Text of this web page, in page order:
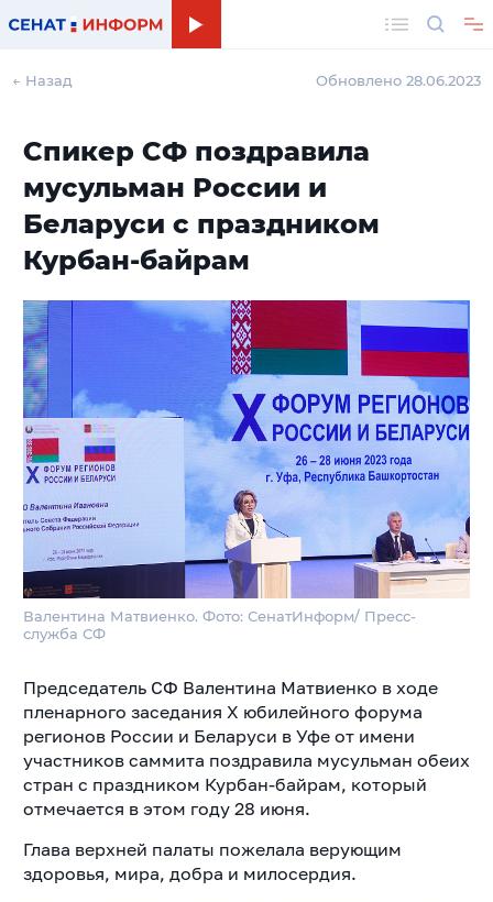
← Назад Обновлено 28.06.2023
Спикер СФ поздравила
мусульман России и
Беларуси с праздником
Курбан-байрам
Валентина Матвиенко. Фото: СенатИнформ/ Пресс-
служба СФ
Председатель СФ Валентина Матвиенко в ходе
пленарного заседания X юбилейного форума
регионов России и Беларуси в Уфе от имени
участников саммита поздравила мусульман обеих
стран с праздником Курбан-байрам, который
отмечается в этом году 28 июня.
Глава верхней палаты пожелала верующим
здоровья, мира, добра и милосердия.